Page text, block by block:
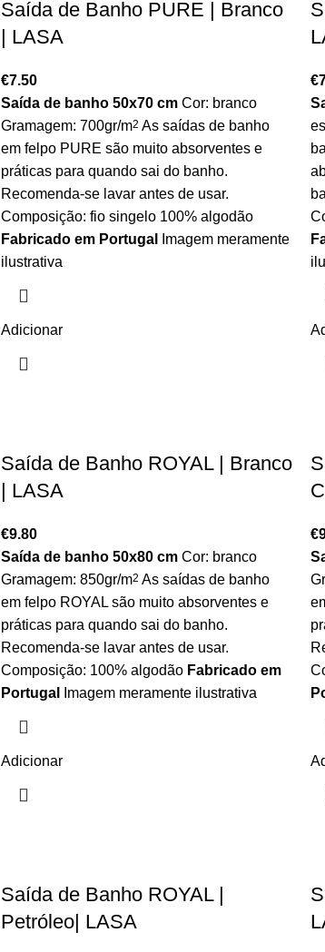
Saída de Banho PURE | Branco
| LASA
€7.50
Saída de banho 50x70 cm Cor: branco
Gramagem: 700gr/m2 As saídas de banho
em felpo PURE são muito absorventes e
práticas para quando sai do banho.
Recomenda-se lavar antes de usar.
Composição: fio singelo 100% algodão
Fabricado em Portugal
Imagem meramente
ilustrativa
Adicionar
€
Saída de Banho ROYAL | Branco
| LASA
€9.80
Saída de banho 50x80 cm Cor: branco
Gramagem: 850gr/m2 As saídas de banho
em felpo ROYAL são muito absorventes e
práticas para quando sai do banho.
Recomenda-se lavar antes de usar.
Composição: 100% algodão Fabricado em
Portugal
Imagem meramente ilustrativa
Adicionar
€
Saída de Banho ROYAL |
Petróleo| LASA